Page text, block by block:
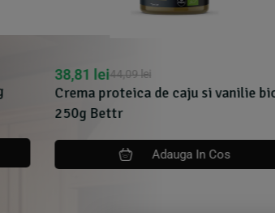
Crema proteica de caju si vanilie bio
250g Bettr
44,09lei
38,81 lei
Adauga In Cos